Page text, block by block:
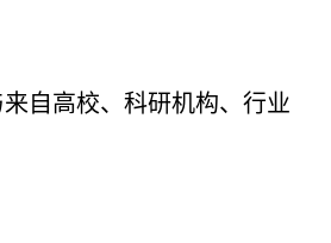
自高校、科研机构、行业